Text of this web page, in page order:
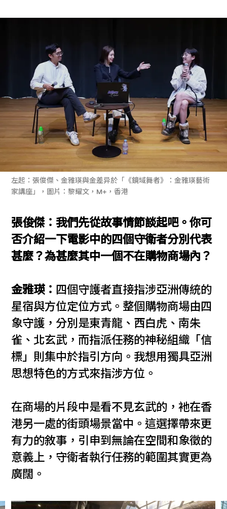
左起：張俊傑、金雅瑛與金差异於「《鏡域舞者》：金雅瑛藝術
家講座」，圖片：黎耀文，M+，香港
張俊傑：我們先從故事情節談起吧。你可
否介紹一下電影中的四個守衛者分別代表
甚麼？為甚麼其中一個不在購物商場內？
金雅瑛： 四個守護者直接指涉亞洲傳統的
星宿與方位定位方式。整個購物商場由四
象守護，分別是東青龍、西白虎、南朱
雀、北玄武，而指派任務的神秘組織「信
標」則集中於指引方向。我想用獨具亞洲
思想特色的方式來指涉方位。
在商場的片段中是看不見玄武的，衪在香
港另一處的街頭場景當中。這選擇帶來更
有力的敘事，引申到無論在空間和象徵的
意義上，守衛者執行任務的範圍其實更為
廣闊。